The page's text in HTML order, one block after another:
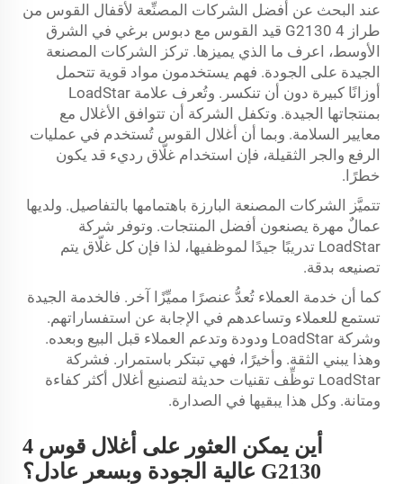
عند البحث عن أفضل الشركات المصنِّعة لأقفال القوس من
طراز 4 G2130
قيد القوس مع دبوس برغي في الشرق
الأوسط، اعرف ما الذي يميزها. تركز الشركات المصنعة
الجيدة على الجودة. فهم يستخدمون مواد قوية تتحمل
أوزانًا كبيرة دون أن تنكسر. وتُعرف علامة LoadStar
بمنتجاتها الجيدة. وتكفل الشركة أن تتوافق الأغلال مع
معايير السلامة. وبما أن أغلال القوس تُستخدم في عمليات
الرفع والجر الثقيلة، فإن استخدام غلّاق رديء قد يكون
خطرًا.
تتميَّز الشركات المصنعة البارزة باهتمامها بالتفاصيل. ولديها
عمالٌ مهرة يصنعون أفضل المنتجات. وتوفر شركة
LoadStar تدريبًا جيدًا لموظفيها، لذا فإن كل غلّاق يتم
تصنيعه بدقة.
كما أن خدمة العملاء تُعدُّ عنصرًا مميِّزًا آخر. فالخدمة الجيدة
تستمع للعملاء وتساعدهم في الإجابة عن استفساراتهم.
وشركة LoadStar ودودة وتدعم العملاء قبل البيع وبعده.
وهذا يبني الثقة. وأخيرًا، فهي تبتكر باستمرار. فشركة
LoadStar توظِّف تقنيات حديثة لتصنيع أغلال أكثر كفاءة
ومتانة. وكل هذا يبقيها في الصدارة.
أين يمكن العثور على أغلال قوس 4
G2130 عالية الجودة وبسعر عادل؟